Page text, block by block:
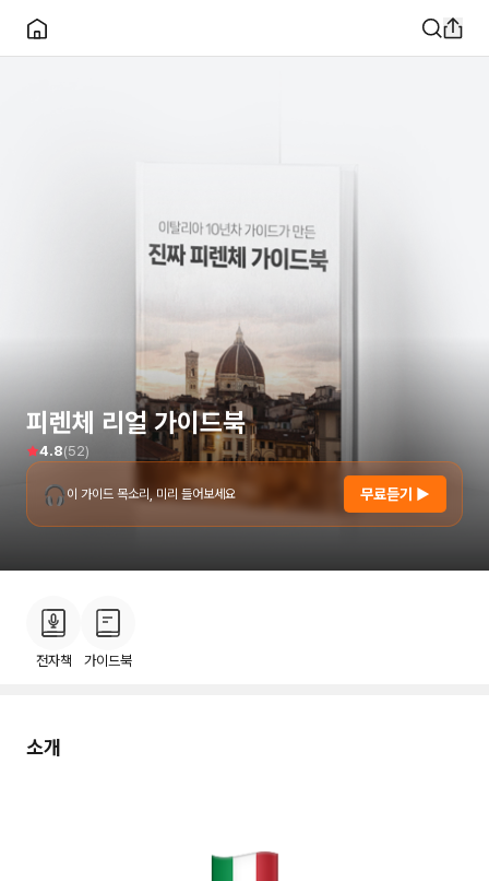
피렌체 리얼 가이드북
4.8(52)
🎧 이 가이드 목소리, 미리 들어보세요 무료듣기 ▶
전자책 가이드북
소개